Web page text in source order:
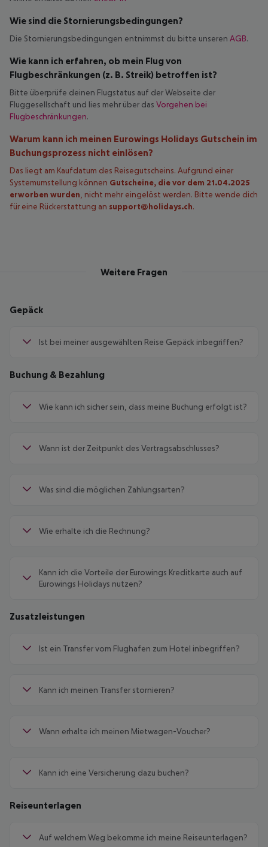
Wie sind die Stornierungsbedingungen?
Die Stornierungsbedingungen entnimmst du bitte unseren AGB.
Wie kann ich erfahren, ob mein Flug von
Flugbeschränkungen (z. B. Streik) betroffen ist?
Bitte überprüfe deinen Flugstatus auf der Webseite der
Fluggesellschaft und lies mehr über das Vorgehen bei
Flugbeschränkungen.
Warum kann ich meinen Eurowings Holidays Gutschein im
Buchungsprozess nicht einlösen?
Das liegt am Kaufdatum des Reisegutscheins. Aufgrund einer
Systemumstellung können Gutscheine, die vor dem 21.04.2025
erworben wurden , nicht mehr eingelöst werden. Bitte wende dich
für eine Rückerstattung an support@holidays.ch.
Weitere Fragen
Gepäck
Ist bei meiner ausgewählten Reise Gepäck inbegriffen?
Buchung & Bezahlung
Wie kann ich sicher sein, dass meine Buchung erfolgt ist?
Wann ist der Zeitpunkt des Vertragsabschlusses?
Was sind die möglichen Zahlungsarten?
Wie erhalte ich die Rechnung?
Kann ich die Vorteile der Eurowings Kreditkarte auch auf
Eurowings Holidays nutzen?
Zusatzleistungen
Ist ein Transfer vom Flughafen zum Hotel inbegriffen?
Kann ich meinen Transfer stornieren?
Wann erhalte ich meinen Mietwagen-Voucher?
Kann ich eine Versicherung dazu buchen?
Reiseunterlagen
Auf welchem Weg bekomme ich meine Reiseunterlagen?